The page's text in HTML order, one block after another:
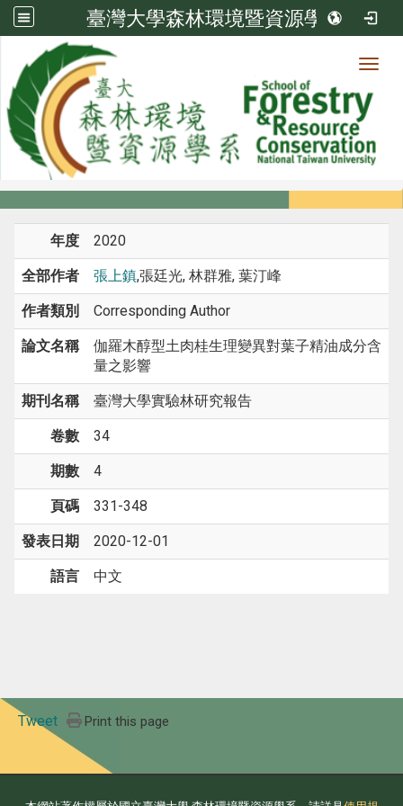
臺灣大學森林環境暨資源學系
系所成員
系所成員
年度 2020
全部作者 張上鎮,張廷光, 林群雅, 葉汀峰
作者類別 Corresponding Author
論文名稱
伽羅木醇型土肉桂生理變異對葉子精油成分含
量之影響
期刊名稱 臺灣大學實驗林研究報告
卷數 34
期數 4
頁碼 331-348
發表日期 2020-12-01
語言 中文
Tweet Print this page